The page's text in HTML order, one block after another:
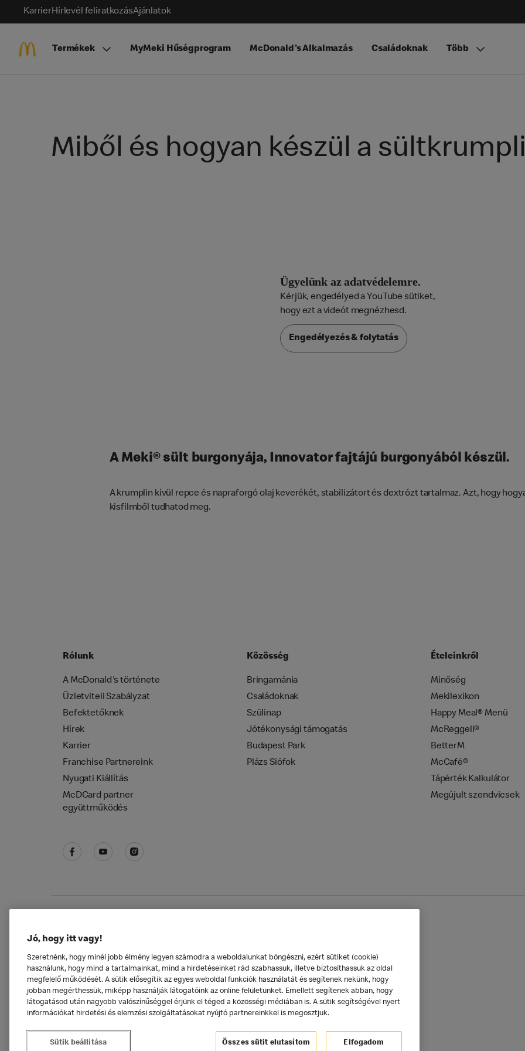
KarrierHírlevél feliratkozásAjánlatok
Termékek MyMeki Hűségprogram McDonald's Alkalmazás Családoknak Több
Miből és hogyan készül a
Ügyelünk az adatvédelemre.
Kérjük, engedélyed a YouTube sütiket,
hogy ezt a videót megnézhesd.
Engedélyezés & folytatás

A Meki® sült burgonyája, Innovator fajtájú burgonyából készül.
A krumplin kívül repce és napraforgó olaj keverékét, stabilizátort és dextrózt tartalmaz. Azt, hogy
kisfilmből tudhatod meg.
Rólunk
A McDonald's története
Üzletviteli Szabályzat
Befektetőknek
Hírek
Karrier
Franchise Partnereink
Nyugati Kiállítás
McDCard partner
együttműködés
Közösség
Bringamánia
Családoknak
Szülinap
Jótékonysági támogatás
Budapest Park
Plázs Siófok
Ételeinkről
Minőség
Mekilexikon
Happy Meal® Menü
McReggeli®
BetterM
McCafé®
Tápérték Kalkulátor
Megújult szendvicsek
Adatkezelési tájékoztató
Jó, hogy itt vagy!
Szeretnénk, hogy minél jobb élmény legyen számodra a weboldalunkat böngészni, ezért sütiket (cookie)
használunk, hogy mind a tartalmainkat, mind a hirdetéseinket rád szabhassuk, illetve biztosíthassuk az oldal
megfelelő működését. A sütik elősegítik az egyes weboldal funkciók használatát és segítenek nekünk, hogy
jobban megérthessük, miképp használják látogatóink az online felületünket. Emellett segítenek abban, hogy
látogatásod után nagyobb valószínűséggel érjünk el téged a közösségi médiában is. A sütik segítségével nyert
információkat hirdetési és elemzési szolgáltatásokat nyújtó partnereinkkel is megosztjuk.
Összes sütit elutasítom Elfogadom
Sütik beállítása